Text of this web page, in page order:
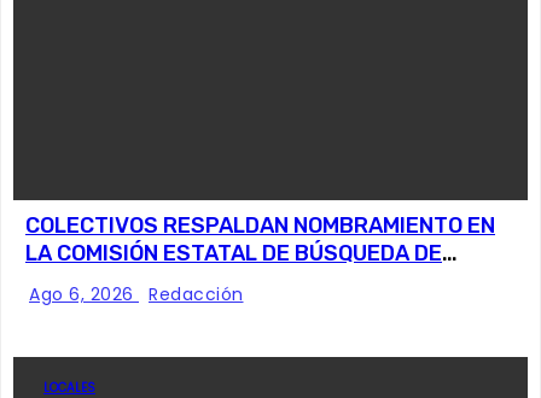
COLECTIVOS RESPALDAN NOMBRAMIENTO EN
LA COMISIÓN ESTATAL DE BÚSQUEDA DE
PERSONAS.
Ago 6, 2026 Redacción
LOCALES